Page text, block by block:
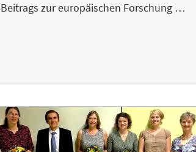
Beitrags zur europäischen Forschung …